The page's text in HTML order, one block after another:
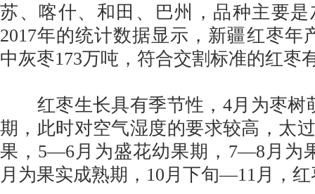
苏、喀什、和田、巴州，品种主要
2017年的统计数据显示，新疆红枣年
中灰枣173万吨，符合交割标准的红枣
红枣生长具有季节性，4月为枣树
期，此时对空气湿度的要求较高，太
果，5—6月为盛花幼果期，7—8月为
月为果实成熟期，10月下旬—11月，